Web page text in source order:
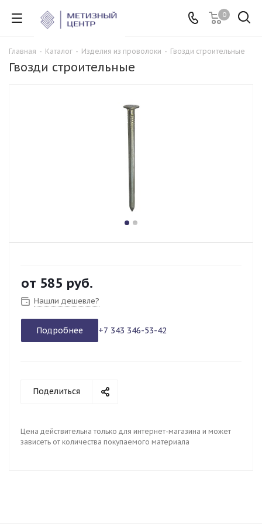
0
Главная - Каталог - Изделия из проволоки - Гвозди строительные
Гвозди строительные
от 585 руб.
Нашли дешевле?
Подробнее +7 343 346-53-42
Поделиться
Цена действительна только для интернет-магазина и может
зависеть от количества покупаемого материала